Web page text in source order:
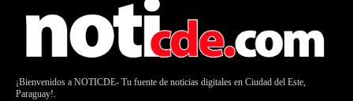
¡Bienvenidos a NOTICDE- Tu fuente de noticias digitales en Ciudad del Este,
Paraguay!.